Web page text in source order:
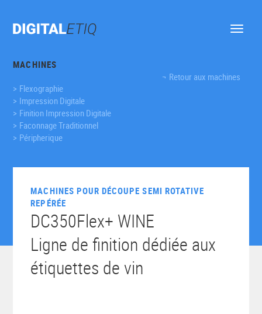
Ouvrir
MACHINES
Flexographie
Impression Digitale
Finition Impression Digitale
Faconnage Traditionnel
Péripherique
Retour aux machines
MACHINES POUR DÉCOUPE SEMI ROTATIVE
REPÉRÉE
DC350Flex+ WINE
Ligne de finition dédiée aux
étiquettes de vin